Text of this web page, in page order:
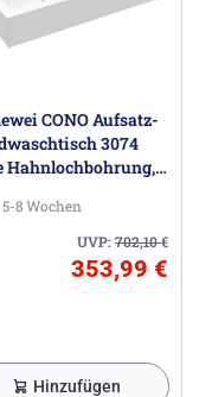
CONO Aufsatz-
3074
Hahnlochbohrung,
5-8 Wochen
UVP:702,10€
353,99 €
Hinzufügen